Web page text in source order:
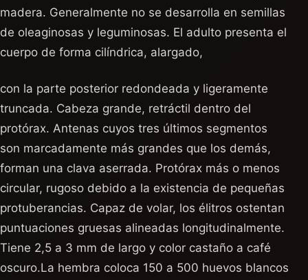
madera. Generalmente no se desarrolla en semillas
de oleaginosas y leguminosas. El adulto presenta el
cuerpo de forma cilíndrica, alargado,
con la parte posterior redondeada y ligeramente
truncada. Cabeza grande, retráctil dentro del
protórax. Antenas cuyos tres últimos segmentos
son marcadamente más grandes que los demás,
forman una clava aserrada. Protórax más o menos
circular, rugoso debido a la existencia de pequeñas
protuberancias. Capaz de volar, los élitros ostentan
puntuaciones gruesas alineadas longitudinalmente.
Tiene 2,5 a 3 mm de largo y color castaño a café
oscuro.La hembra coloca 150 a 500 huevos blancos